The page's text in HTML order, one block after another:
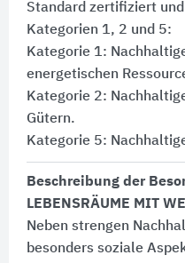
Standard zertifiziert
Kategorien 1, 2 und 5:​
Kategorie 1:​
energetischen
Kategorie 2:​
Gütern.
Kategorie 5:​
Beschreibung der
LEBENSRÄUME MIT
Neben strengen
besonders soziale